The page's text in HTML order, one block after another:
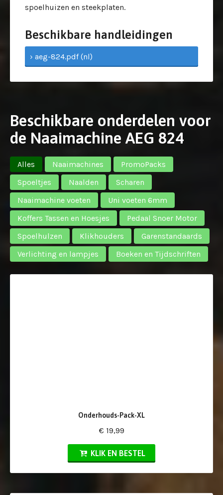
spoelhuizen en steekplaten.
Beschikbare handleidingen
› aeg-824.pdf (nl)
Beschikbare onderdelen voor
de Naaimachine AEG 824
Alles Naaimachines
PromoPacks
Spoeltjes
Naalden
Scharen
Naaimachine voeten
Uni voeten 6mm
Koffers Tassen en Hoesjes
Pedaal Snoer Motor
Spoelhulzen
Klikhouders
Garenstandaards
Verlichting en lampjes
Boeken en Tijdschriften
Onderhouds-Pack-XL
€ 19,99
KLIK EN BESTEL